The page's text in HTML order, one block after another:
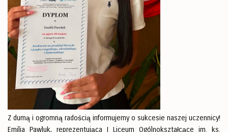
Z dumą i ogromną radością informujemy o sukcesie naszej uczennicy!
Emilia Pawluk, reprezentująca I Liceum Ogólnokształcące im. ks.